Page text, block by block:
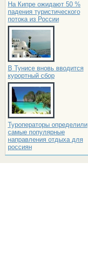
На Кипре ожидают 50 %
падения туристического
потока из России
В Тунисе вновь вводится
курортный сбор
Туроператоры определили
самые популярные
направления отдыха для
россиян